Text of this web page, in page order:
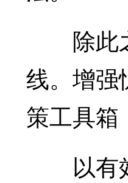
除此之
线。增强
策工具箱
以有效